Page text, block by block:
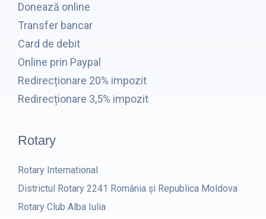
Donează online
Transfer bancar
Card de debit
Online prin Paypal
Redirecționare 20% impozit
Redirecționare 3,5% impozit
Rotary
Rotary International
Districtul Rotary 2241 România și Republica Moldova
Rotary Club Alba Iulia